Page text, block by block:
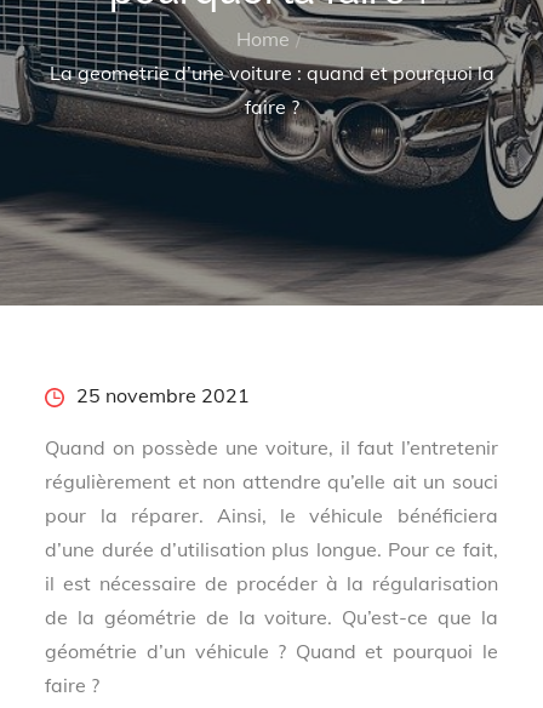
Home
La geometrie d’une voiture : quand et pourquoi la
faire ?
Posted25 novembre 2021
Quand on possède une voiture, il faut l’entretenir
régulièrement et non attendre qu’elle ait un souci
pour la réparer. Ainsi, le véhicule bénéficiera
d’une durée d’utilisation plus longue. Pour ce fait,
il est nécessaire de procéder à la régularisation
de la géométrie de la voiture. Qu’est-ce que la
géométrie d’un véhicule ? Quand et pourquoi le
faire ?